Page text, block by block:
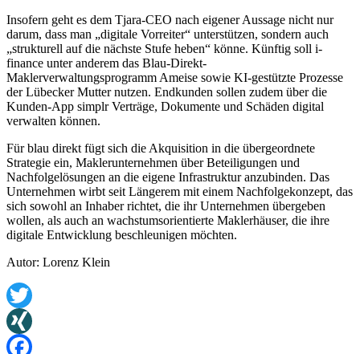
Insofern geht es dem Tjara-CEO nach eigener Aussage nicht nur
darum, dass man „digitale Vorreiter“ unterstützen, sondern auch
„strukturell auf die nächste Stufe heben“ könne. Künftig soll i-
finance unter anderem das Blau-Direkt-
Maklerverwaltungsprogramm Ameise sowie KI-gestützte Prozesse
der Lübecker Mutter nutzen. Endkunden sollen zudem über die
Kunden-App simplr Verträge, Dokumente und Schäden digital
verwalten können.
Für blau direkt fügt sich die Akquisition in die übergeordnete
Strategie ein, Maklerunternehmen über Beteiligungen und
Nachfolgelösungen an die eigene Infrastruktur anzubinden. Das
Unternehmen wirbt seit Längerem mit einem Nachfolgekonzept, das
sich sowohl an Inhaber richtet, die ihr Unternehmen übergeben
wollen, als auch an wachstumsorientierte Maklerhäuser, die ihre
digitale Entwicklung beschleunigen möchten.
Autor: Lorenz Klein
Twitter
XING